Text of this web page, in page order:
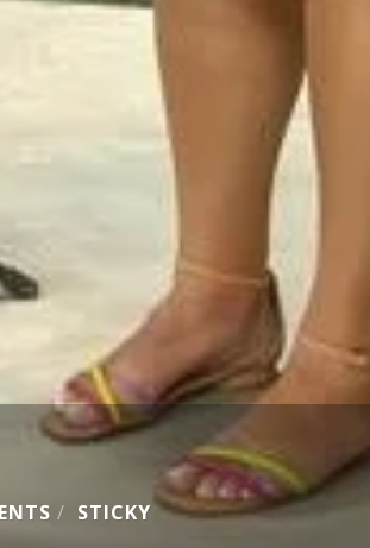
/ STICKY